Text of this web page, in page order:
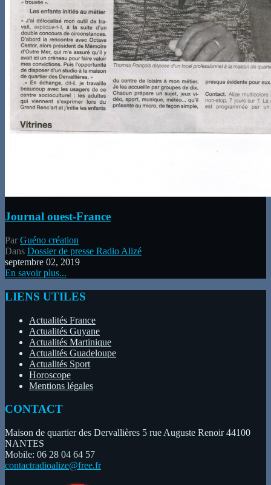
Journal ouest-France
Par Guéno création
Dans Dossier de presse Radio Alizé
septembre 02, 2019
En savoir plus...
LIENS UTILES
Actualités France
Actualités Guyane
Actualités Martinique
Actualités Guadeloupe
Actualités Sport
Horoscope
Mentions légales
CONTACT
Maison de quartier des Dervallières 5 rue Auguste Renoir 44100
NANTES
Mobile: 06 28 04 64 57
contactradioalize@free.fr